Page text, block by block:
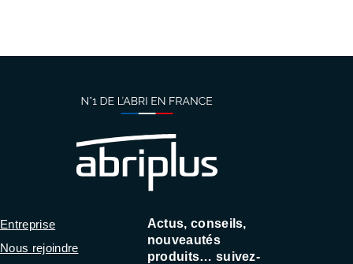
Entreprise
Nous rejoindre
Actus, conseils,
nouveautés
produits… suivez-